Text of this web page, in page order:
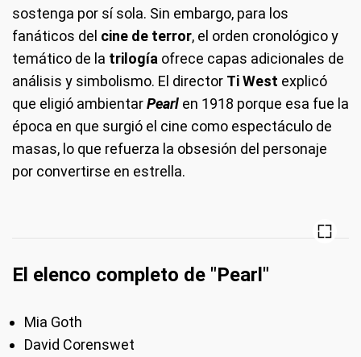
sostenga por sí sola. Sin embargo, para los
fanáticos del cine de terror, el orden cronológico y
temático de la trilogía ofrece capas adicionales de
análisis y simbolismo. El director Ti West explicó
que eligió ambientarPearl en 1918 porque esa fue la
época en que surgió el cine como espectáculo de
masas, lo que refuerza la obsesión del personaje
por convertirse en estrella.
El elenco completo de "Pearl"
Mia Goth
David Corenswet